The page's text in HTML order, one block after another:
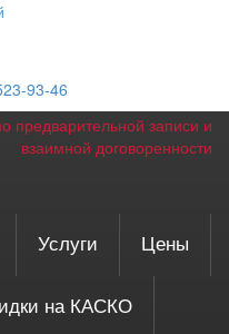
93-46
предварительной записи и
взаимной договоренности
Услуги Цены
на КАСКО